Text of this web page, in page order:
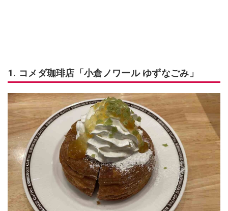
1. コメダ珈琲店「小倉ノワール ゆずなごみ」